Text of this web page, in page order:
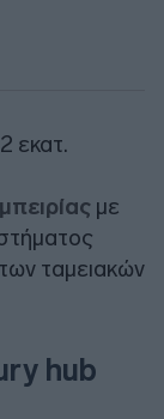
εκατ.
με
ταμειακών
hub